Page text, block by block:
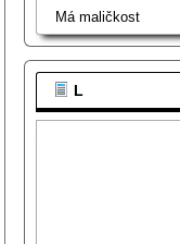
Má maličkost
L